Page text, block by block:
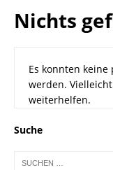
Nichts
Es konnten
werden.
weiterhelfen.
Suche